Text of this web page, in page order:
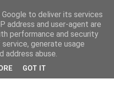
z seminarium na
to deliver its services
address and user-agent are
performance and security
generate usage
abuse.
GOT IT